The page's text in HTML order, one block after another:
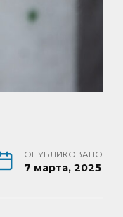
ОПУБЛИКОВАНО
7 марта, 2025